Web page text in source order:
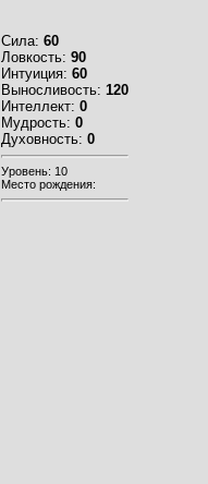
Сила: 60
Ловкость: 90
Интуиция: 60
Выносливость: 120
Интеллект: 0
Мудрость: 0
Духовность: 0
Уровень: 10
Место рождения: